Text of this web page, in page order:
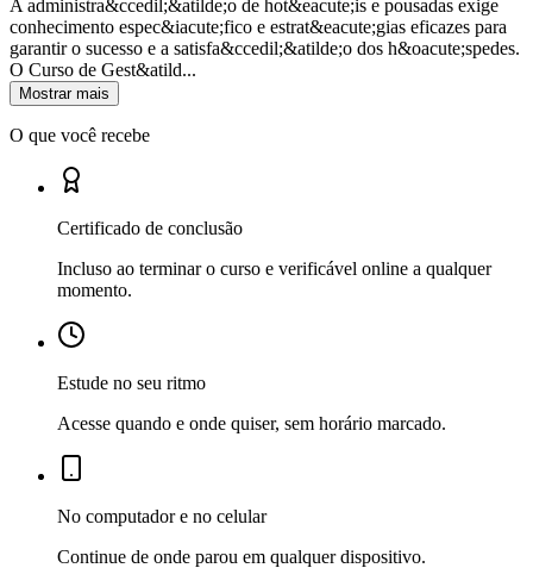
A administra&ccedil;&atilde;o de hot&eacute;is e pousadas exige
conhecimento espec&iacute;fico e estrat&eacute;gias eficazes para
garantir o sucesso e a satisfa&ccedil;&atilde;o dos h&oacute;spedes.
O Curso de Gest&atild...
Mostrar mais
O que você recebe
Certificado de conclusão
Incluso ao terminar o curso e verificável online a qualquer
momento.
Estude no seu ritmo
Acesse quando e onde quiser, sem horário marcado.
No computador e no celular
Continue de onde parou em qualquer dispositivo.